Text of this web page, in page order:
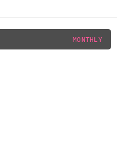
MONTHLY